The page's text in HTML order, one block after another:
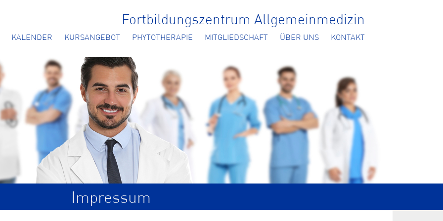
Fortbildungszentrum Allgemeinmedizin
KALENDER KURSANGEBOT PHYTOTHERAPIE MITGLIEDSCHAFT ÜBER UNS KONTAKT
Impressum